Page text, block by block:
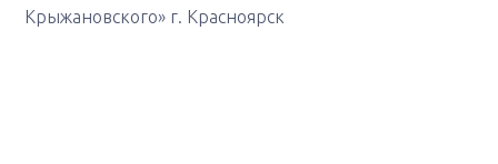
Крыжановского» г. Красноярск